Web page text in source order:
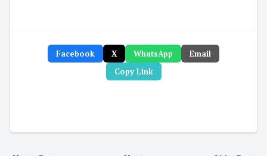
Facebook X WhatsApp
Email
Copy Link